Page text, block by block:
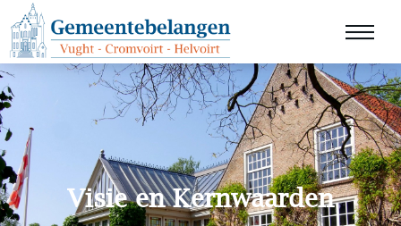
Visie en Kernwaarden